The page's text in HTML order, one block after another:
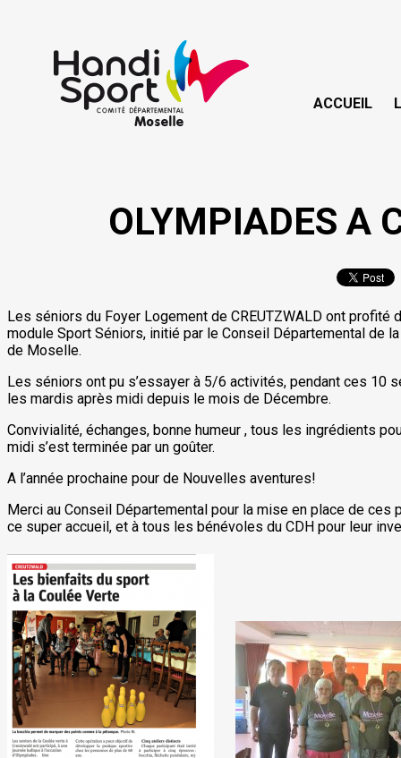
ACCUEIL
OLYMPIADES A
Les séniors du Foyer Logement de CREUTZWALD ont profité
module Sport Séniors, initié par le Conseil Départemental de
de Moselle.
Les séniors ont pu s’essayer à 5/6 activités, pendant ces 10
les mardis après midi depuis le mois de Décembre.
Convivialité, échanges, bonne humeur , tous les ingrédients
midi s’est terminée par un goûter.
A l’année prochaine pour de Nouvelles aventures!
Merci au Conseil Départemental pour la mise en place de ces
ce super accueil, et à tous les bénévoles du CDH pour leur